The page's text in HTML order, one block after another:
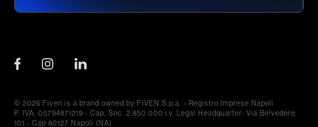
© 2026 Fiven is a brand owned by FIVEN S.p.a. - Registro Imprese Napoli
P. IVA: 05794871219 - Cap. Soc. 2.850.000 i.v. Legal Headquarter: Via Belvedere,
101 - Cap 80127 Napoli (NA)